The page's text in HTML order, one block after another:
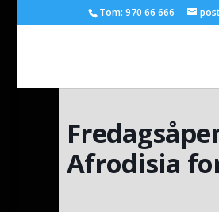
Tom: 970 66 666
Afrodisia